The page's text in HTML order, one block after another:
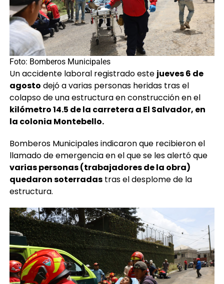
Foto: Bomberos Municipales
Un accidente laboral registrado este jueves 6 de
agosto dejó a varias personas heridas tras el
colapso de una estructura en construcción en el
kilómetro 14.5 de la carretera a El Salvador, en
la colonia Montebello.
Bomberos Municipales indicaron que recibieron el
llamado de emergencia en el que se les alertó que
varias personas (trabajadores de la obra)
quedaron soterradastras el desplome de la
estructura.